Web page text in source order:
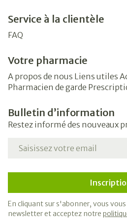
Service à la clientèle
FAQ
Votre pharmacie
A propos de nous Liens utiles
Pharmacien de garde
Bulletin d’information
Restez informé des nouveaux
Adresse mail
En cliquant sur s'abonner, vous
newsletter et acceptez notre